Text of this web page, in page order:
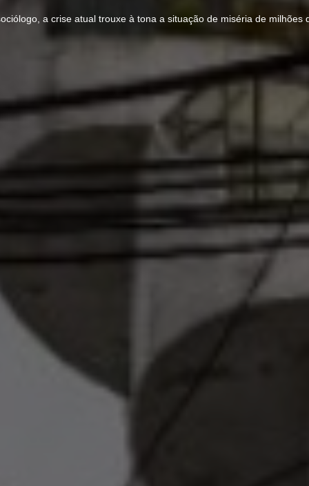
a crise atual trouxe à tona a situação de miséria de milhões